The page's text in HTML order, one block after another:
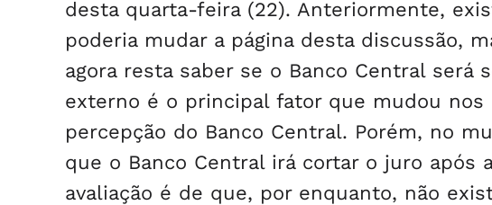
desta quarta-feira (22). Anteriormente,
poderia mudar a página desta discussão,
agora resta saber se o Banco Central será
externo é o principal fator que mudou
percepção do Banco Central. Porém, no
que o Banco Central irá cortar o juro após
avaliação é de que, por enquanto, não